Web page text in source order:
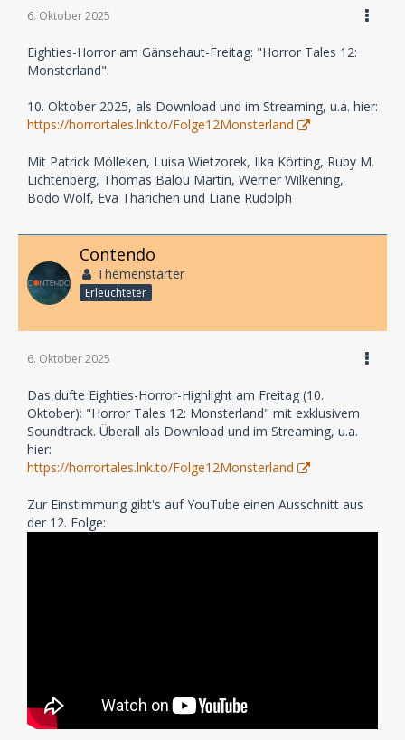
6. Oktober 2025
Eighties-Horror am Gänsehaut-Freitag: "Horror Tales 12:
Monsterland".
10. Oktober 2025, als Download und im Streaming, u.a. hier:
https://horrortales.lnk.to/Folge12Monsterland
Mit Patrick Mölleken, Luisa Wietzorek, Ilka Körting, Ruby M.
Lichtenberg, Thomas Balou Martin, Werner Wilkening,
Bodo Wolf, Eva Thärichen und Liane Rudolph
Contendo
Themenstarter
Erleuchteter
6. Oktober 2025
Das dufte Eighties-Horror-Highlight am Freitag (10.
Oktober): "Horror Tales 12: Monsterland" mit exklusivem
Soundtrack. Überall als Download und im Streaming, u.a.
hier:
https://horrortales.lnk.to/Folge12Monsterland
Zur Einstimmung gibt's auf YouTube einen Ausschnitt aus
der 12. Folge: